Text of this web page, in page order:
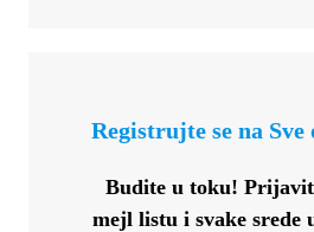
Registrujte se na
Budite u toku!
mejl listu i svake srede